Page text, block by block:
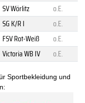
SV Wörlitz
o.E.
SG K/R I
o.E.
FSV Rot-Weiß
o.E.
Victoria WB IV o.E.
Sportbekleidung und